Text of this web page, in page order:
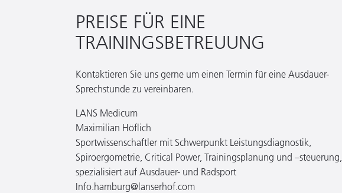
PREISE FÜR EINE
TRAININGSBETREUUNG
Kontaktieren Sie uns gerne um einen Termin für eine Ausdauer-
Sprechstunde zu vereinbaren.
LANS Medicum
Maximilian Höflich
Sportwissenschaftler mit Schwerpunkt Leistungsdiagnostik,
Spiroergometrie, Critical Power, Trainingsplanung und –steuerung,
spezialisiert auf Ausdauer- und Radsport
Info.hamburg@lanserhof.com